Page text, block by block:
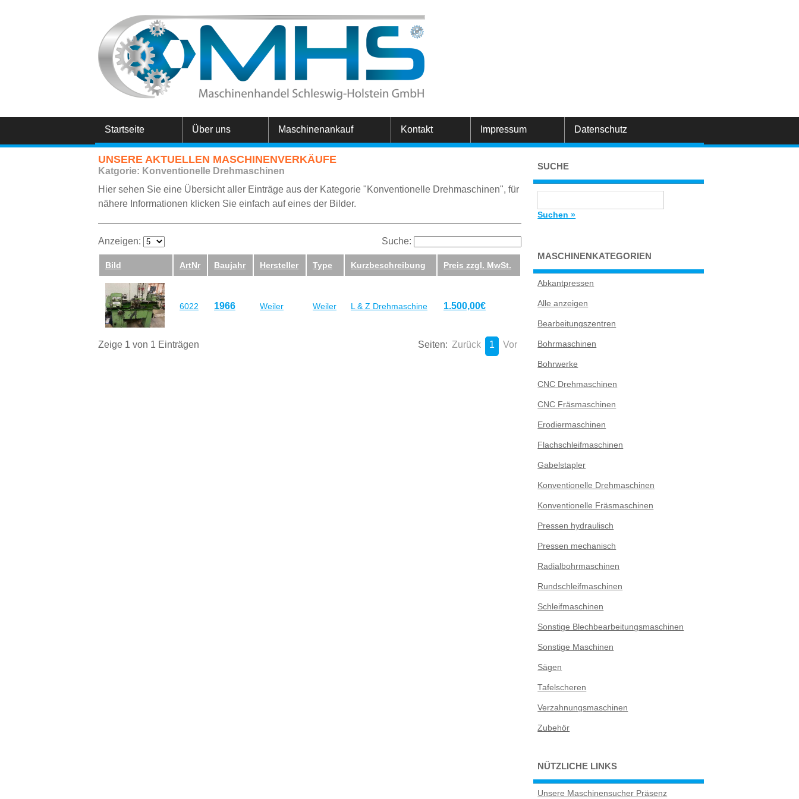
Startseite Über uns Maschinenankauf Kontakt Impressum Datenschutz
UNSERE AKTUELLEN MASCHINENVERKÄUFE
Katgorie: Konventionelle Drehmaschinen
Hier sehen Sie eine Übersicht aller Einträge aus der Kategorie "Konventionelle Drehmaschinen", für
nähere Informationen klicken Sie einfach auf eines der Bilder.
Suche:
Anzeigen:
Bild ArtNr Baujahr Hersteller Type Kurzbeschreibung Preis zzgl. MwSt.
6022 1966 Weiler Weiler L & Z Drehmaschine 1.500,00€
Seiten: Zurück 1 Vor
Zeige 1 von 1 Einträgen
SUCHE
Suchen »
MASCHINENKATEGORIEN
Abkantpressen
Alle anzeigen
Bearbeitungszentren
Bohrmaschinen
Bohrwerke
CNC Drehmaschinen
CNC Fräsmaschinen
Erodiermaschinen
Flachschleifmaschinen
Gabelstapler
Konventionelle Drehmaschinen
Konventionelle Fräsmaschinen
Pressen hydraulisch
Pressen mechanisch
Radialbohrmaschinen
Rundschleifmaschinen
Schleifmaschinen
Sonstige Blechbearbeitungsmaschinen
Sonstige Maschinen
Sägen
Tafelscheren
Verzahnungsmaschinen
Zubehör
NÜTZLICHE LINKS
Unsere Maschinensucher Präsenz